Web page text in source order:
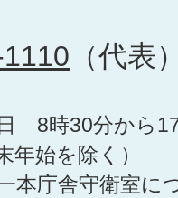
（代表
8時30分から
年始を除く）
本庁舎守衛室に